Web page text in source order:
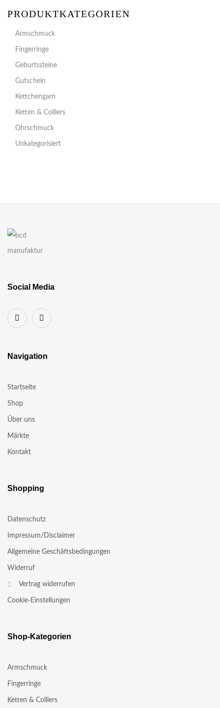
PRODUKTKATEGORIEN
Armschmuck
Fingerringe
Geburtssteine
Gutschein
Kettchengarn
Ketten & Colliers
Ohrschmuck
Unkategorisiert
Social Media
Navigation
Startseite
Shop
Über uns
Märkte
Kontakt
Shopping
Datenschutz
Impressum/Disclaimer
Allgemeine Geschäftsbedingungen
Widerruf
Vertrag widerrufen
Cookie-Einstellungen
Shop-Kategorien
Armschmuck
Fingerringe
Ketten & Colliers